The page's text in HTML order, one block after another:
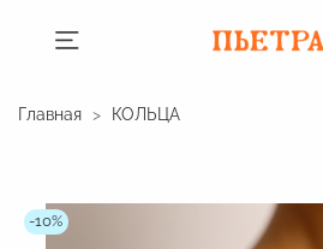
Главная КОЛЬЦА
-10%